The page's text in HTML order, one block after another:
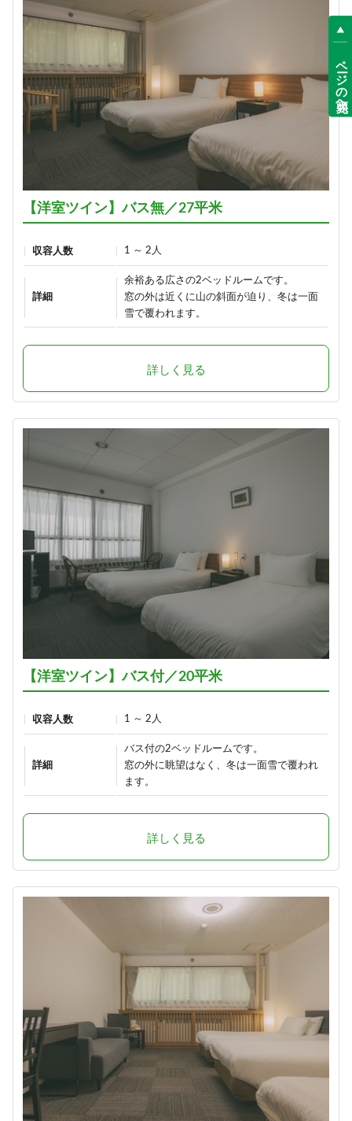
【洋室ツイン】バス無／27平米
収容人数 1 ～ 2人
詳細
余裕ある広さの2ベッドルームです。
窓の外は近くに山の斜面が迫り、冬は一面
雪で覆われます。
詳しく見る
【洋室ツイン】バス付／20平米
収容人数 1 ～ 2人
詳細
バス付の2ベッドルームです。
窓の外に眺望はなく、冬は一面雪で覆われ
ます。
詳しく見る
ページの先頭へ